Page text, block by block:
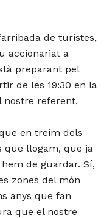
de turistes,
accionariat a
preparant pel
de les 19:30 en la
nostre referent,
en treim dels
que llogam, que ja
de guardar. Sí,
zones del món
anys que fan
que el nostre